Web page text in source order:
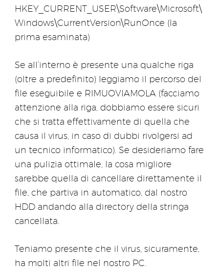
HKEY_CURRENT_USER\Software\Microsoft\
Windows\CurrentVersion\RunOnce (la
prima esaminata)
Se all’interno è presente una qualche riga
(oltre a predefinito) leggiamo il percorso del
file eseguibile e RIMUOVIAMOLA (facciamo
attenzione alla riga, dobbiamo essere sicuri
che si tratta effettivamente di quella che
causa il virus, in caso di dubbi rivolgersi ad
un tecnico informatico). Se desideriamo fare
una pulizia ottimale, la cosa migliore
sarebbe quella di cancellare direttamente il
file, che partiva in automatico, dal nostro
HDD andando alla directory della stringa
cancellata.
Teniamo presente che il virus, sicuramente,
ha molti altri file nel nostro PC.